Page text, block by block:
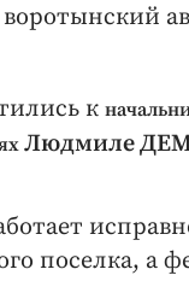
к
Людмиле
поселка, а